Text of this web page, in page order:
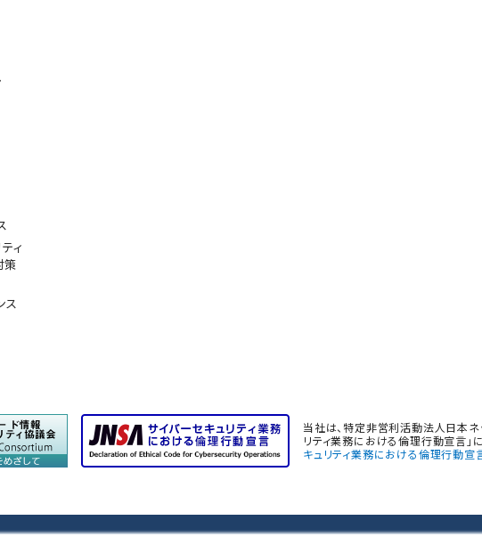
ィ
策
ス
当社は、特定非営利活動法人日本ネ
リティ業務における倫理行動宣言」
キュリティ業務における倫理行動宣